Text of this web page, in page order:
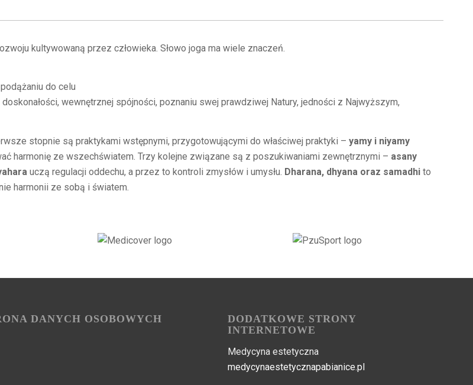
kultywowaną przez człowieka. Słowo joga ma wiele znaczeń.
do celu
wewnętrznej spójności, poznaniu swej prawdziwej Natury, jedności z Najwyższym,
stopnie są praktykami wstępnymi, przygotowującymi do właściwej praktyki – yamy i niyamy
harmonię ze wszechświatem. Trzy kolejne związane są z poszukiwaniami zewnętrznymi – asany
uczą regulacji oddechu, a przez to kontroli zmysłów i umysłu. Dharana, dhyana oraz samadhi to
harmonii ze sobą i światem.
DANYCH OSOBOWYCH
DODATKOWE STRONY
INTERNETOWE
Medycyna estetyczna
medycynaestetycznapabianice.pl